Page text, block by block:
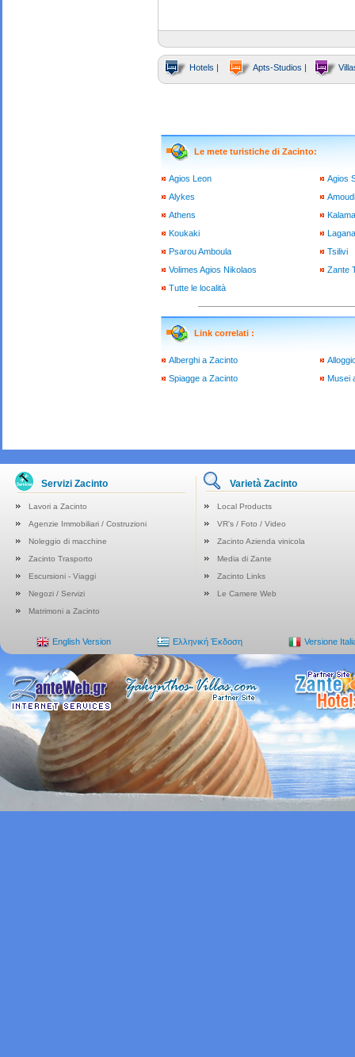
Hotels | Apts-Studios |
Le mete turistiche di Zacinto:
Agios Leon
Agios
Alykes
Amoudi
Athens
Koukaki
Psarou Amboula
Tsilivi
Volimes Agios Nikolaos
Zante
Tutte le località
Link correlati :
Alberghi a Zacinto
Spiagge a Zacinto
Musei
Servizi Zacinto Varietà Zacinto
Lavori a Zacinto
Local Products
Agenzie Immobiliari / Costruzioni
VR's / Foto / Video
Noleggio di macchine
Zacinto Azienda vinicola
Zacinto Trasporto
Media di Zante
Escursioni - Viaggi
Zacinto Links
Negozi / Servizi
Le Camere Web
Matrimoni a Zacinto
English Version Ελληνική Έκδοση Versione